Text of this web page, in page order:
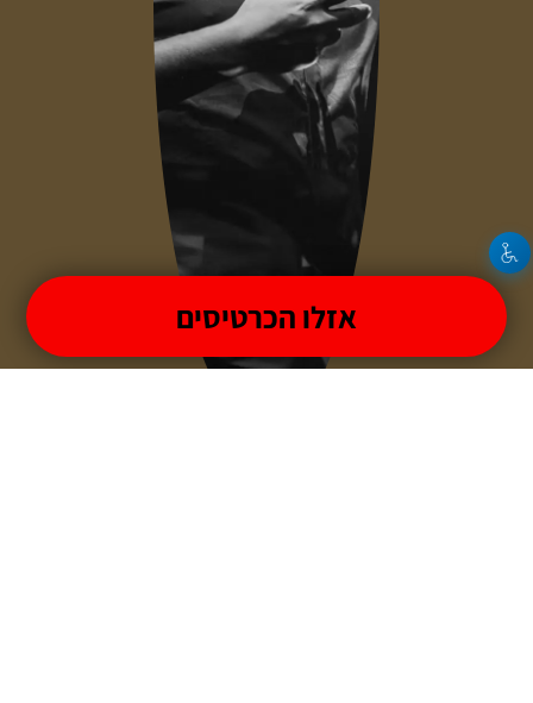
אזלו הכרטיסים